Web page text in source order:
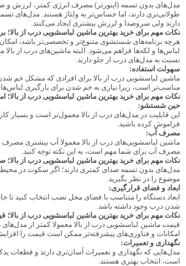
مدل‌های بدون تسمه (اینورتر) مصرف انرژی کمتر، لرزش و
طولانی‌تری دارند، اما حساس‌تر به ولتاژ هستند. مدل‌های
دارند ولی سروصدا و لرزش بیشتری ایجاد می‌کنند.
نکات مهم برای خرید بهترین ماشین لباسشویی درب از بالا؛
هرچه برنامه‌های شستشوی متنوع‌تر و تخصصی‌تر باشد، امکان
لباس‌ها و لکه‌ها فراهم می‌شود. البته ماشین‌های درب از بالا
نسبت به مدل‌های درب از جلو دارند.
سهولت استفاده:
ماشین لباسشویی درب از بالا برای افرادی که مشکل خم شدن
مناسب‌تر است، زیرا نیازی به خم شدن برای بارگیری لباس‌ها
نکات مهم برای خرید بهترین ماشین لباسشویی درب از بالا؛
حین شستشو:
این قابلیت در مدل‌های درب از بالا معمول‌تر است و بسیار
فراموش کرده باشید.
مصرف آب:
ماشین لباسشویی‌های درب از بالا معمولا آب بیشتری مصرف
مصرف آب برای شما مهم است، به این نکته توجه کنید.
نکات مهم برای خرید بهترین ماشین لباسشویی درب از بالا؛
مدل‌های بدون تسمه صدای کمتری دارند؛ اگر سکوت در محیط
موضوع را در نظر بگیرید.
ابعاد و فضای قرارگیری:
ابعاد دستگاه را متناسب با فضای محل نصب انتخاب کنید تا
شدن درب وجود داشته باشد.
نکات مهم برای خرید بهترین ماشین لباسشویی درب از بالا؛
قیمت ماشین لباسشویی درب از بالا معمولا کمتر از مدل‌های
امکانات و فناوری‌های پیشرفته‌تر ممکن است قیمت را افزایش
نگهداری و تعمیرات:
مدل‌هایی که نگهداری و تعمیرات آسان‌تری دارند و قطعات یدکی
است، انتخاب بهتری هستند.